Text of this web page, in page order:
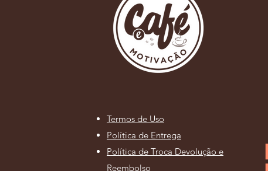
Termos de Uso
Política de Entrega
Política de Troca Devolução e
Reembolso